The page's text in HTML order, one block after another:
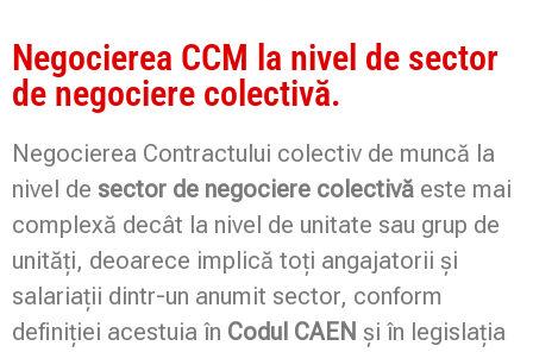
Negocierea CCM la nivel de sector
de negociere colectivă.
Negocierea Contractului colectiv de muncă la
nivel de sector de negociere colectivă este mai
complexă decât la nivel de unitate sau grup de
unități, deoarece implică toți angajatorii și
salariații dintr-un anumit sector, conform
definiției acestuia în Codul CAEN și în legislația